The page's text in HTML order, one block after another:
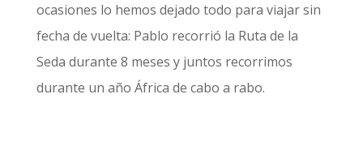
ocasiones lo hemos dejado todo para viajar sin
fecha de vuelta: Pablo recorrió la Ruta de la
Seda durante 8 meses y juntos recorrimos
durante un año África de cabo a rabo.